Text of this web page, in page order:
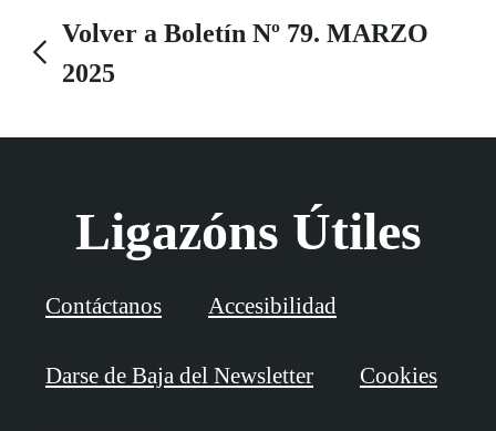
Volver a Boletín Nº 79. MARZO
2025
Ligazóns Útiles
Contáctanos Accesibilidad
Darse de Baja del Newsletter Cookies